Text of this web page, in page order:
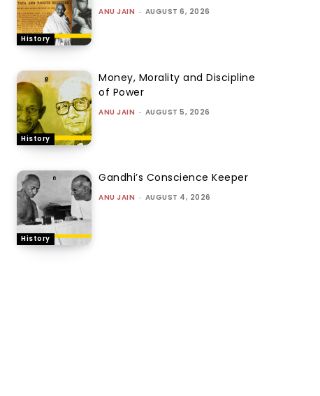
History
ANU JAIN - AUGUST 6, 2026
History
Money, Morality and Discipline
of Power
ANU JAIN - AUGUST 5, 2026
History
Gandhi’s Conscience Keeper
ANU JAIN - AUGUST 4, 2026